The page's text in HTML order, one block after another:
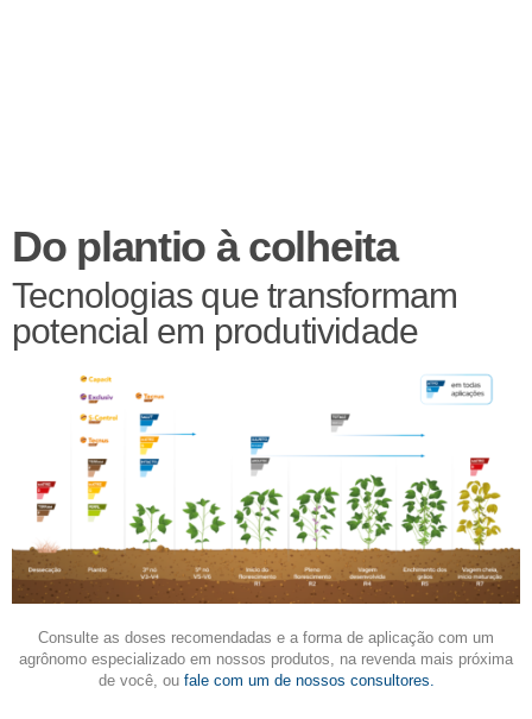
Do plantio à colheita
Tecnologias que transformam
potencial em produtividade
Consulte as doses recomendadas e a forma de aplicação com um
agrônomo especializado em nossos produtos, na revenda mais próxima
de você, oufale com um de nossos consultores.